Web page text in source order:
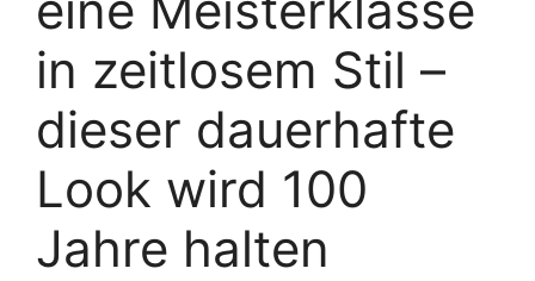
in zeitlosem Stil –
dieser dauerhafte
Look wird 100
Jahre halten